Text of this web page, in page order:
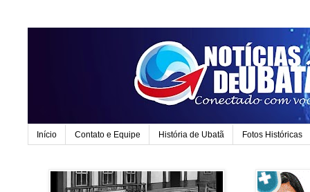
Início Contato e Equipe História de Ubatã Fotos Históricas